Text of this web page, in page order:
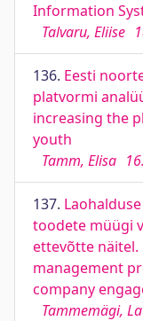
Information
Talvaru, Eliise
136. Eesti
platvormi
increasing the
youth
Tamm, Elisa
137.
toodete müügi
ettevõtte
management
company
Tammemägi,